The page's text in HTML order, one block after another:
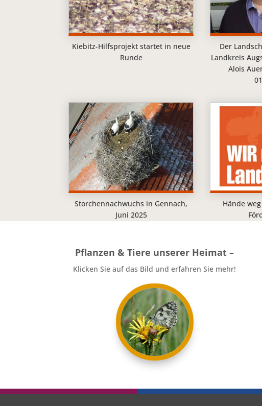
Kiebitz-Hilfsprojekt startet in neue
Runde
Der
Landkreis
Alois
Storchennachwuchs in Gennach,
Juni 2025
Hände
Pflanzen & Tiere unserer Heimat –
Klicken Sie auf das Bild und erfahren Sie mehr!